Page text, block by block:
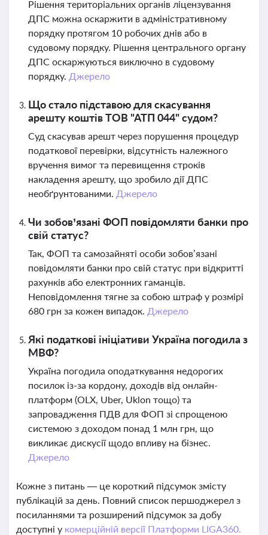
Рішення територіальних органів ліцензування
ДПС можна оскаржити в адміністративному
порядку протягом 10 робочих днів або в
судовому порядку. Рішення центрального органу
ДПС оскаржуються виключно в судовому
порядку. Джерело
Що стало підставою для скасування
арешту коштів ТОВ "АТП 044" судом?
Суд скасував арешт через порушення процедур
податкової перевірки, відсутність належного
вручення вимог та перевищення строків
накладення арешту, що зробило дії ДПС
необґрунтованими. Джерело
Чи зобов’язані ФОП повідомляти банки про
свій статус?
Так, ФОП та самозайняті особи зобов’язані
повідомляти банки про свій статус при відкритті
рахунків або електронних гаманців.
Неповідомлення тягне за собою штраф у розмірі
680 грн за кожен випадок. Джерело
Які податкові ініціативи Україна погодила з
МВФ?
Україна погодила оподаткування недорогих
посилок із-за кордону, доходів від онлайн-
платформ (OLX, Uber, Uklon тощо) та
запровадження ПДВ для ФОП зі спрощеною
системою з доходом понад 1 млн грн, що
викликає дискусії щодо впливу на бізнес.
Джерело
Кожне з питань — це короткий підсумок змісту
публікацій за день. Повний список першоджерел з
посиланнями та розширений підсумок за добу
доступні у комерційній версії Платформи LIGA360.